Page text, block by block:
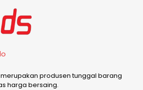
merupakan produsen tunggal barang
harga bersaing.